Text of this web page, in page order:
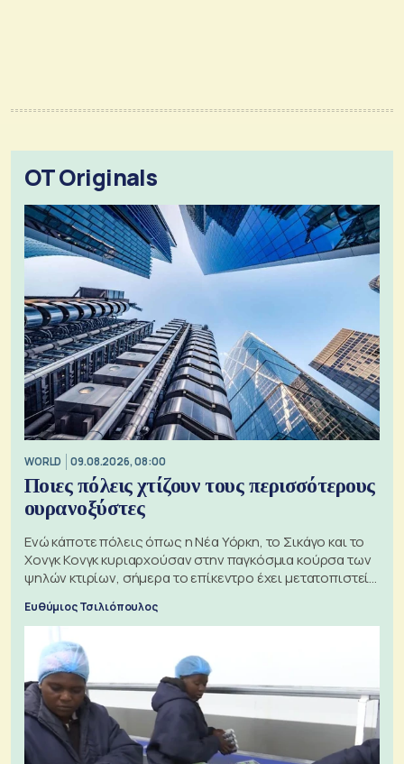
OT Originals
WORLD 09.08.2026, 08:00
Ποιες πόλεις χτίζουν τους περισσότερους
ουρανοξύστες
Ενώ κάποτε πόλεις όπως η Νέα Υόρκη, το Σικάγο και το
Χονγκ Κονγκ κυριαρχούσαν στην παγκόσμια κούρσα των
ψηλών κτιρίων, σήμερα το επίκεντρο έχει μετατοπιστεί
Ευθύμιος Τσιλιόπουλος